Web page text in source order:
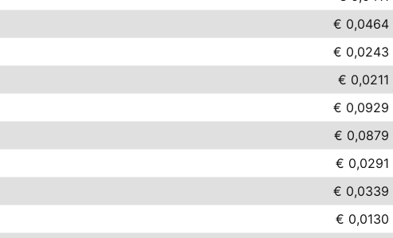
€ 0,0464
€ 0,0243
€ 0,0211
€ 0,0929
€ 0,0879
€ 0,0291
€ 0,0339
€ 0,0130